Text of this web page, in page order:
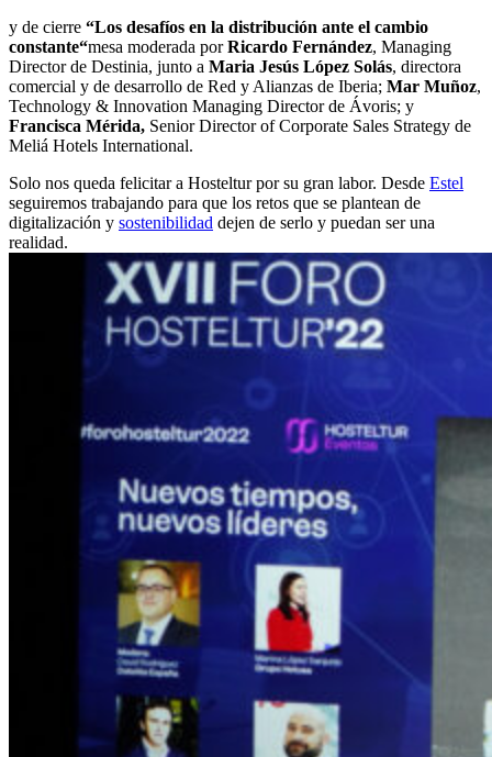
y de cierre “Los desafíos en la distribución ante el cambio
constante“mesa moderada porRicardo Fernández, Managing
Director de Destinia, junto a Maria Jesús López Solás, directora
comercial y de desarrollo de Red y Alianzas de Iberia; Mar Muñoz,
Technology & Innovation Managing Director de Ávoris; y
Francisca Mérida, Senior Director of Corporate Sales Strategy de
Meliá Hotels International.
Solo nos queda felicitar a Hosteltur por su gran labor. Desde Estel
seguiremos trabajando para que los retos que se plantean de
digitalización y sostenibilidad dejen de serlo y puedan ser una
realidad.